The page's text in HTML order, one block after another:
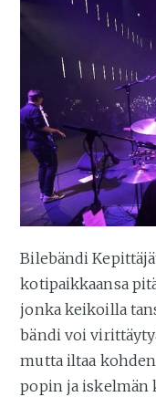
Bilebändi
kotipaikkaansa
jonka keikoilla
bändi voi
mutta iltaa
popin ja iskelmän